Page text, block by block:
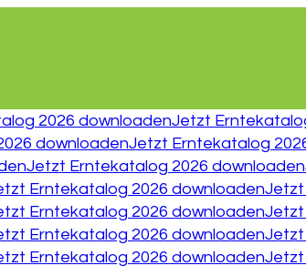
2026 downloadenJetzt
downloadenJetzt Erntekatalog
Jetzt Erntekatalog 2026 downloaden
Erntekatalog 2026 downloadenJetzt
Erntekatalog 2026 downloadenJetzt
Erntekatalog 2026 downloadenJetzt
Erntekatalog 2026 downloadenJetzt